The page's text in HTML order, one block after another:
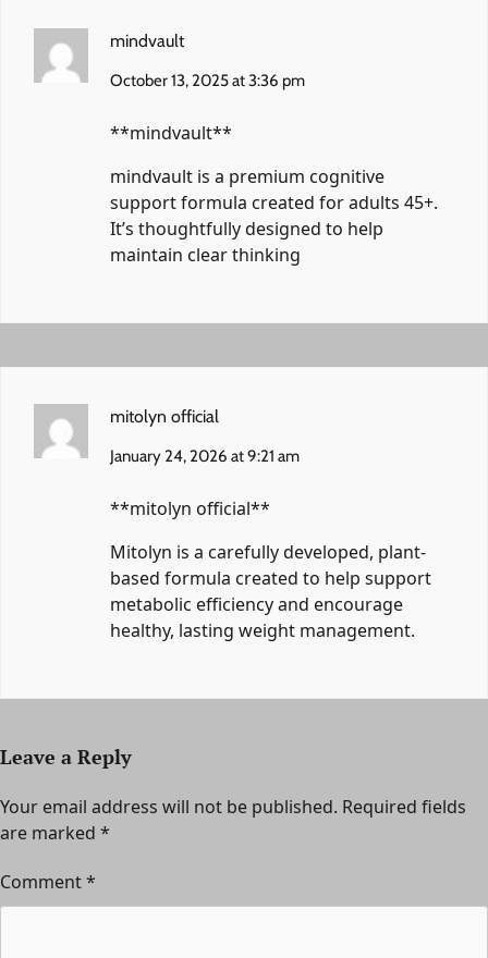
mindvault
October 13, 2025 at 3:36 pm
** mindvault**
mindvault is a premium cognitive
support formula created for adults 45+.
It’s thoughtfully designed to help
maintain clear thinking
mitolyn official
January 24, 2026 at 9:21 am
**mitolyn official**
Mitolyn is a carefully developed, plant-
based formula created to help support
metabolic efficiency and encourage
healthy, lasting weight management.
Leave a Reply
Your email address will not be published. Required fields
are marked *
Comment*